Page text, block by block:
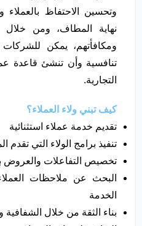
وتحسين الاحتفاظ
نهاية المطاف، ومن خلال
ومكافأتهم، يمكن
تنافسية وأن تنشئ قاعدة
التجارية.
كيف تبني ولاء العملاء؟
تقديم خدمة عملاء استثنائية
تنفيذ برامج الولاء التي تقدم
تخصيص التفاعلات والعروض
البحث عن ملاحظات
الخدمة
بناء الثقة من خلال الشفافية